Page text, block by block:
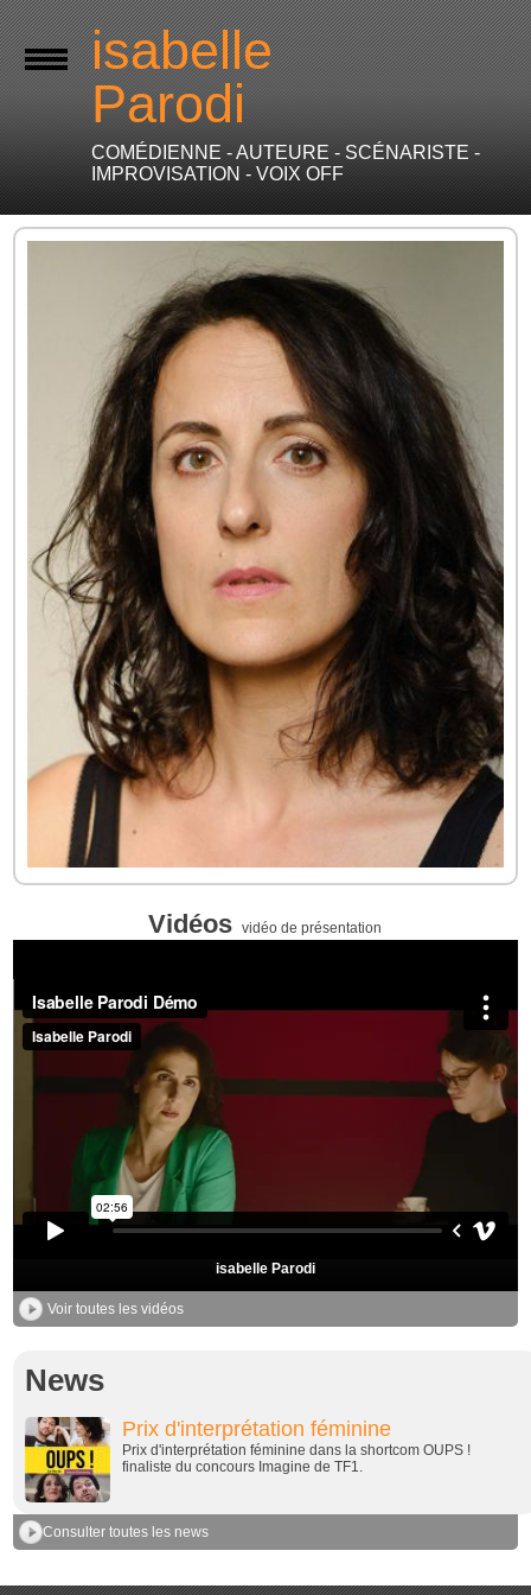
isabelle
Parodi
COMÉDIENNE - AUTEURE - SCÉNARISTE -
IMPROVISATION - VOIX OFF
Vidéos vidéo de présentation
isabelle Parodi
Voir toutes les vidéos
News
Prix d'interprétation féminine
Prix d'interprétation féminine dans la shortcom OUPS !
finaliste du concours Imagine de TF1.
Consulter toutes les news